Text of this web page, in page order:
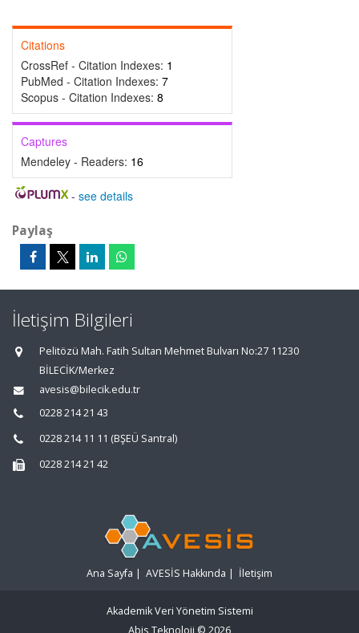
Citations
CrossRef - Citation Indexes: 1
PubMed - Citation Indexes: 7
Scopus - Citation Indexes: 8
Captures
Mendeley - Readers: 16
- see details
Paylaş
İletişim Bilgileri
Pelitözü Mah. Fatih Sultan Mehmet Bulvarı No:27 11230
BİLECİK/Merkez
avesis@bilecik.edu.tr
0228 214 21 43
0228 214 11 11 (BŞEÜ Santral)
0228 214 21 42
Ana Sayfa | AVESİS Hakkında | İletişim
Akademik Veri Yönetim Sistemi
Abis Teknoloji © 2026